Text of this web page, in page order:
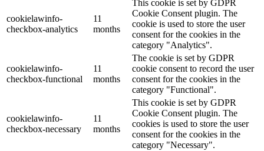
cookielawinfo-
checkbox-analytics
11
months
This cookie is set by GDPR
Cookie Consent plugin. The
cookie is used to store the user
consent for the cookies in the
category "Analytics".
cookielawinfo-
checkbox-functional
11
months
The cookie is set by GDPR
cookie consent to record the user
consent for the cookies in the
category "Functional".
cookielawinfo-
checkbox-necessary
11
months
This cookie is set by GDPR
Cookie Consent plugin. The
cookies is used to store the user
consent for the cookies in the
category "Necessary".